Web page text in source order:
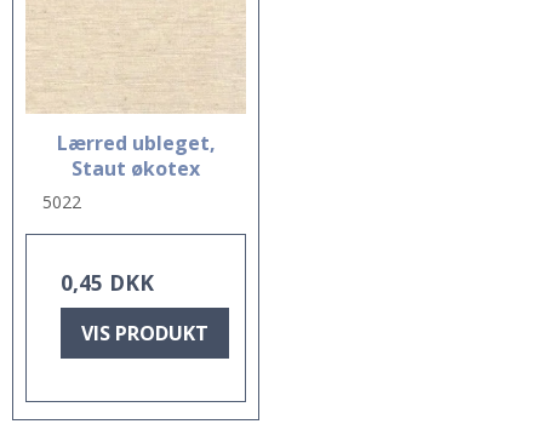
Lærred ubleget,
Staut økotex
5022
0,45 DKK
VIS PRODUKT